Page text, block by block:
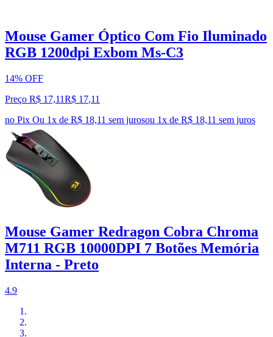
Mouse Gamer Óptico Com Fio Iluminado
RGB 1200dpi Exbom Ms-C3
14% OFF
Preço R$ 17,11R$ 17,11
no Pix Ou 1x de R$ 18,11 sem jurosou 1x de R$ 18,11 sem juros
Mouse Gamer Redragon Cobra Chroma
M711 RGB 10000DPI 7 Botões Memória
Interna - Preto
4.9